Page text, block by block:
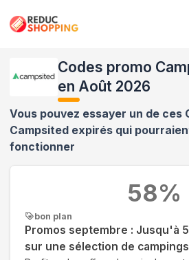
Codes promo
en Août 2026
Vous pouvez essayer un de ces
Campsited expirés qui
fonctionner
bon plan
Promos septembre : Jusqu'à
sur une sélection de campings
58%